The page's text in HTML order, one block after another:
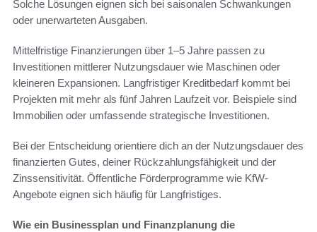
Solche Lösungen eignen sich bei saisonalen Schwankungen
oder unerwarteten Ausgaben.
Mittelfristige Finanzierungen über 1–5 Jahre passen zu
Investitionen mittlerer Nutzungsdauer wie Maschinen oder
kleineren Expansionen. Langfristiger Kreditbedarf kommt bei
Projekten mit mehr als fünf Jahren Laufzeit vor. Beispiele sind
Immobilien oder umfassende strategische Investitionen.
Bei der Entscheidung orientiere dich an der Nutzungsdauer des
finanzierten Gutes, deiner Rückzahlungsfähigkeit und der
Zinssensitivität. Öffentliche Förderprogramme wie KfW-
Angebote eignen sich häufig für Langfristiges.
Wie ein Businessplan und Finanzplanung die